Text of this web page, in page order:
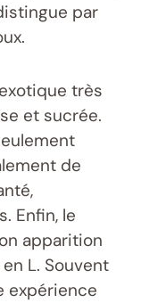
par
très
et sucrée.
de
Enfin, le
apparition
L. Souvent
expérience